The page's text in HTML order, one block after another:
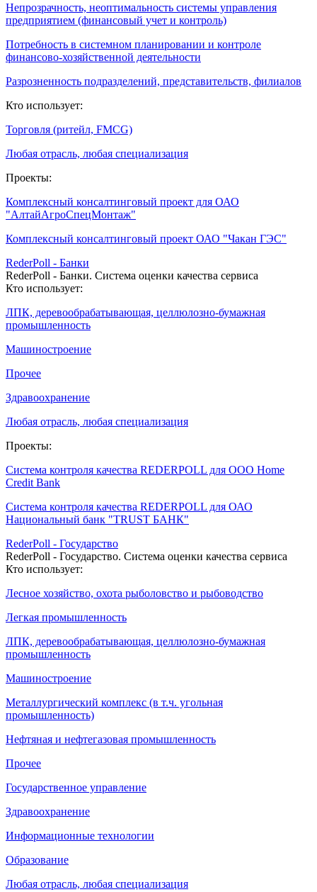
Непрозрачность, неоптимальность системы управления
предприятием (финансовый учет и контроль)
Потребность в системном планировании и контроле
финансово-хозяйственной деятельности
Разрозненность подразделений, представительств, филиалов
Кто использует:
Торговля (ритейл, FMCG)
Любая отрасль, любая специализация
Проекты:
Комплексный консалтинговый проект для ОАО
"АлтайАгроСпецМонтаж"
Комплексный консалтинговый проект ОАО "Чакан ГЭС"
RederPoll - Банки
RederPoll - Банки. Система оценки качества сервиса
Кто использует:
ЛПК, деревообрабатывающая, целлюлозно-бумажная
промышленность
Машиностроение
Прочее
Здравоохранение
Любая отрасль, любая специализация
Проекты:
Система контроля качества REDERPOLL для ООО Home
Credit Bank
Система контроля качества REDERPOLL для ОАО
Национальный банк "TRUST БАНК"
RederPoll - Государство
RederPoll - Государство. Система оценки качества сервиса
Кто использует:
Лесное хозяйство, охота рыболовство и рыбоводство
Легкая промышленность
ЛПК, деревообрабатывающая, целлюлозно-бумажная
промышленность
Машиностроение
Металлургический комплекс (в т.ч. угольная
промышленность)
Нефтяная и нефтегазовая промышленность
Прочее
Государственное управление
Здравоохранение
Информационные технологии
Образование
Любая отрасль, любая специализация